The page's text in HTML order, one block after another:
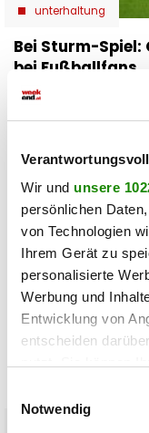
Wir und unsere
persönlichen
von Technologien
Ihrem Gerät zu
personalisierte
Werbung und
Entwicklung von
entscheiden
Trigger Symbol
Notwendig
unterhaltung
Bei Sturm-Spiel:
bei Fußballfans
begrüßte die
„türkischen